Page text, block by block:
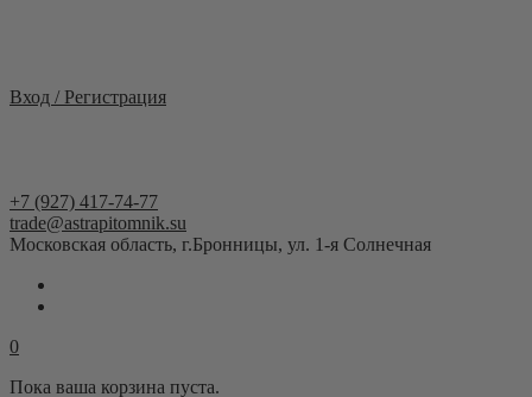
Вход / Регистрация
+7 (927) 417-74-77
trade@astrapitomnik.su
Московская область, г.Бронницы, ул. 1-я Солнечная
0
Пока ваша корзина пуста.